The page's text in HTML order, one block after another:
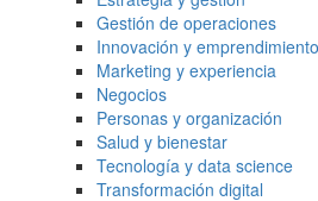
Gestión de operaciones
Innovación y emprendimiento
Marketing y experiencia
Negocios
Personas y organización
Salud y bienestar
Tecnología y data science
Transformación digital